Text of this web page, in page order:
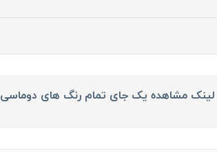
لینک مشاهده یک جای تمام رنگ های دوماسی